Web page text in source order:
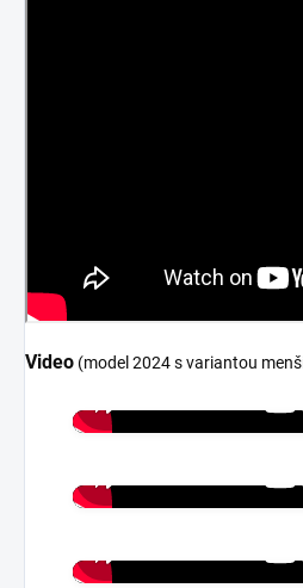
Video (model 2024 s variantou
ELS MOTO recenze e-XDV
Test: Jan Staněk (Electro Dad)
e-XDV: 15 kW, Type 2, ABS/TCS, OTA